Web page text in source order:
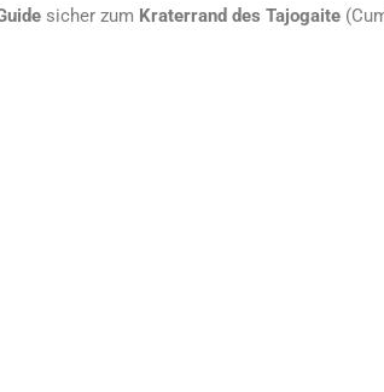
sicher zum Kraterrand des Tajogaite